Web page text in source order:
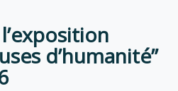
d’humanité”